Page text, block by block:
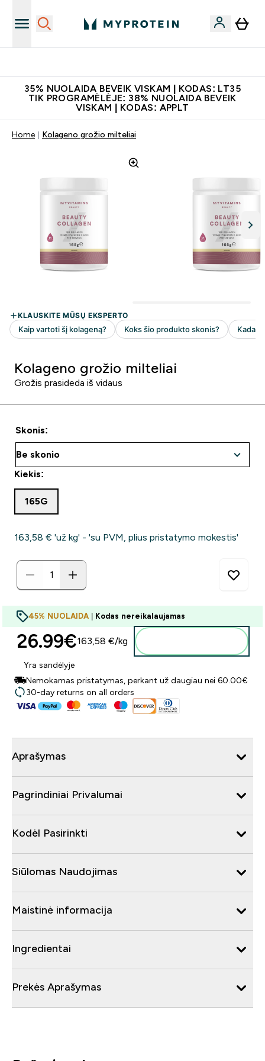
35% NUOLAIDA BEVEIK VISKAM | KODAS: LT35
TIK PROGRAMĖLĖJE: 38% NUOLAIDA BEVEIK
VISKAM | KODAS: APPLT
Home Kolageno grožio milteliai
Kolageno grožio milteliai
Grožis prasideda iš vidaus
Skonis:
Kiekis:
165G
163,58 €‎ 'už kg' - 'su PVM, plius pristatymo mokestis'
45% NUOLAIDA Kodas nereikalaujamas
26.99€‎163,58 €‎/kg
Yra sandėlyje
Nemokamas pristatymas, perkant už daugiau nei 60.00€
30-day returns on all orders
Aprašymas
Pagrindiniai Privalumai
Kodėl Pasirinkti
Siūlomas Naudojimas
Maistinė informacija
Ingredientai
Prekės Aprašymas